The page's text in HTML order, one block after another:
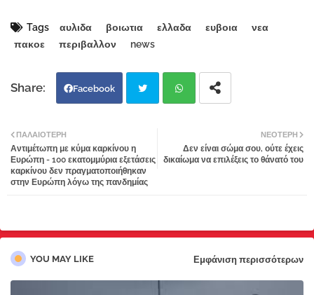
Tags αυλιδα βοιωτια ελλαδα ευβοια
νεα
πακοε
περιβαλλον news
Facebook
tter atsa
ΝΕΌΤΕΡΗ
Δεν είναι σώμα σου, ούτε έχεις
δικαίωμα να επιλέξεις το θάνατό του
ΠΑΛΑΙΌΤΕΡΗ
Αντιμέτωπη με κύμα καρκίνου η
Ευρώπη - 100 εκατομμύρια εξετάσεις
καρκίνου δεν πραγματοποιήθηκαν
στην Ευρώπη λόγω της πανδημίας
YOU MAY LIKE Εμφάνιση περισσότερων